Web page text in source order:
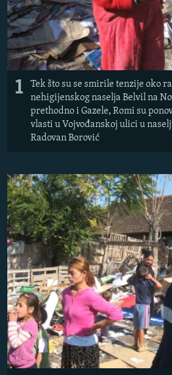
SPECIJALI RSE
VIŠE OD NASLOVA
GENOCID U SREBRENICI
POPLAVE I KLIZIŠTA U BIH 2024.
TV LIBERTY
POST SCRIPTUM
MOJA EVROPA
SVE KARTE DEJTONA
NASTANAK I RASPAD JUGOSLAVIJE
PRATITE NAS
Sve RFE/RL stranice
1
Tek što su se smirile tenzije oko
nehigijenskog naselja Belvil na
prethodno i Gazele, Romi su
vlasti u Vojvođanskoj ulici u
Radovan Borović